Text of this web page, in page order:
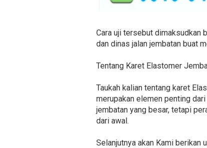
Cara uji tersebut dimaksudkan
dan dinas jalan jembatan buat
Tentang Karet Elastomer
Taukah kalian tentang karet
merupakan elemen penting
jembatan yang besar, tetapi
dari awal.
Selanjutnya akan Kami berikan